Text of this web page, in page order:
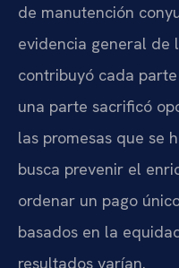
de manutención
evidencia general de
contribuyó cada
una parte sacrificó
las promesas que se
busca prevenir el
ordenar un pago
basados en la
resultados varían.